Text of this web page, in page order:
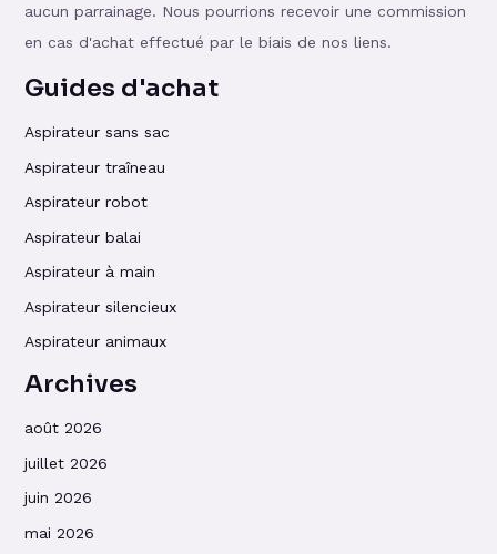
aucun parrainage. Nous pourrions recevoir une commission
en cas d'achat effectué par le biais de nos liens.
Guides d'achat
Aspirateur sans sac
Aspirateur traîneau
Aspirateur robot
Aspirateur balai
Aspirateur à main
Aspirateur silencieux
Aspirateur animaux
Archives
août 2026
juillet 2026
juin 2026
mai 2026